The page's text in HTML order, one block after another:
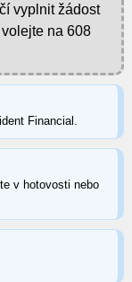
vyplnit žádost
na 608
Financial.
v hotovosti nebo